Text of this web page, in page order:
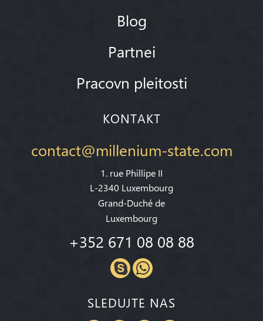
Blog
Partnei
Pracovn pleitosti
KONTAKT
contact@millenium-state.com
1. rue Phillipe II
L-2340 Luxembourg
Grand-Duché de
Luxembourg
+352 671 08 08 88
SLEDUJTE NAS